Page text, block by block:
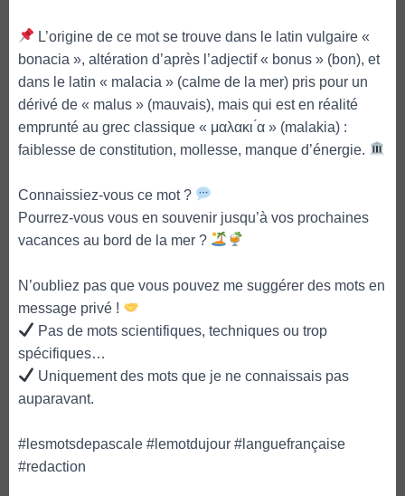
L’origine de ce mot se trouve dans le latin vulgaire «
bonacia », altération d’après l’adjectif « bonus » (bon), et
dans le latin « malacia » (calme de la mer) pris pour un
dérivé de « malus » (mauvais), mais qui est en réalité
emprunté au grec classique « μαλακι ́α » (malakia) :
faiblesse de constitution, mollesse, manque d’énergie.
Connaissiez-vous ce mot ?
Pourrez-vous vous en souvenir jusqu’à vos prochaines
vacances au bord de la mer ?
N’oubliez pas que vous pouvez me suggérer des mots en
message privé !
Pas de mots scientifiques, techniques ou trop
spécifiques…
Uniquement des mots que je ne connaissais pas
auparavant.
#lesmotsdepascale #lemotdujour #languefrançaise
#redaction